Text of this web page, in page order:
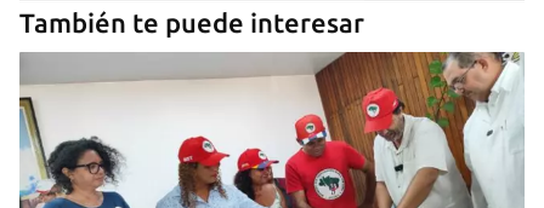
También te puede interesar